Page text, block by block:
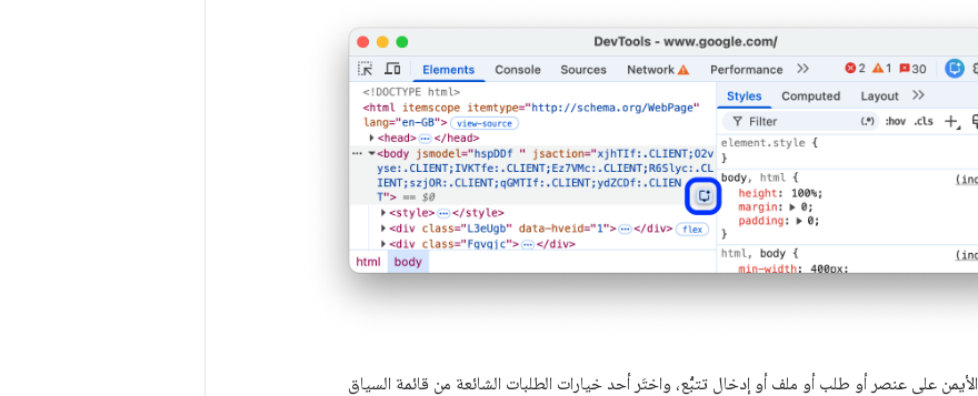
الأيمن على عنصر أو طلب أو ملف أو إدخال تتبُّع، واختَر أحد خيارات الطلبات الشائعة من قائمة السياق